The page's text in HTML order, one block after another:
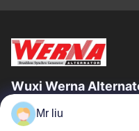
Wuxi Werna
Link Veloci
Mr liu